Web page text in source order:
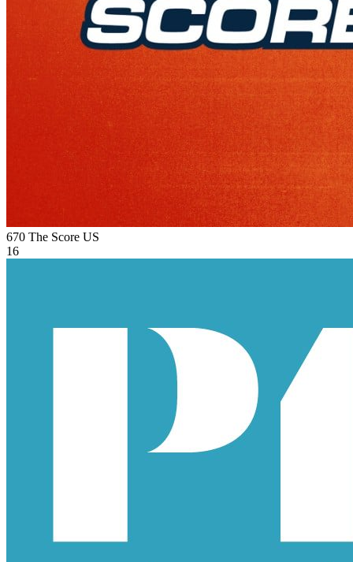
670 The Score US
16